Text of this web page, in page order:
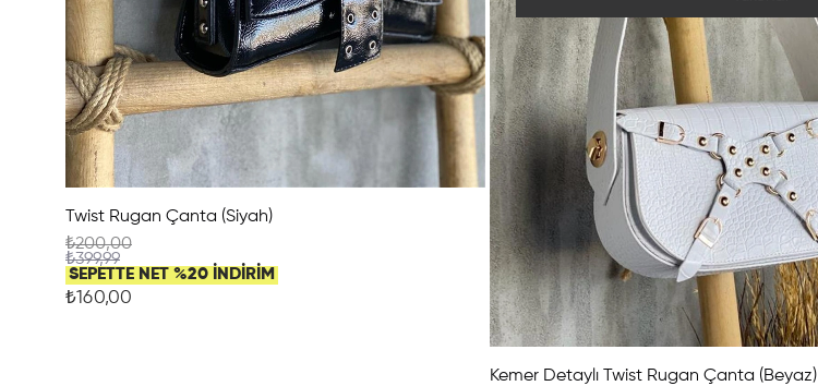
Twist Rugan Çanta (Siyah)
₺200,00
₺399,99
SEPETTE NET %20 İNDİRİM
₺160,00
Kemer Detaylı Twist Rugan Çanta (Beyaz)